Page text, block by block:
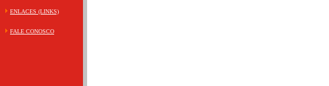
ENLACES (LINKS)
FALE CONOSCO